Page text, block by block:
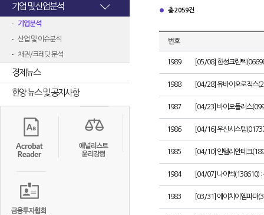
기업 및 산업분석
기업분석
산업 및 이슈분석
채권/크레딧 분석
경제뉴스
한양 뉴스 및 공지사항
총 2059건
번호
1989 [05/08] 한성크린텍
1988 [04/28] 유바이오로직스
1987 [04/23] 바이오플러스
1986 [04/16] 우신시스템
1985 [04/10] 인텔리안테크
1984 [04/07] 나이벡(138610) :
1983 [03/31] 에이치이엠파마